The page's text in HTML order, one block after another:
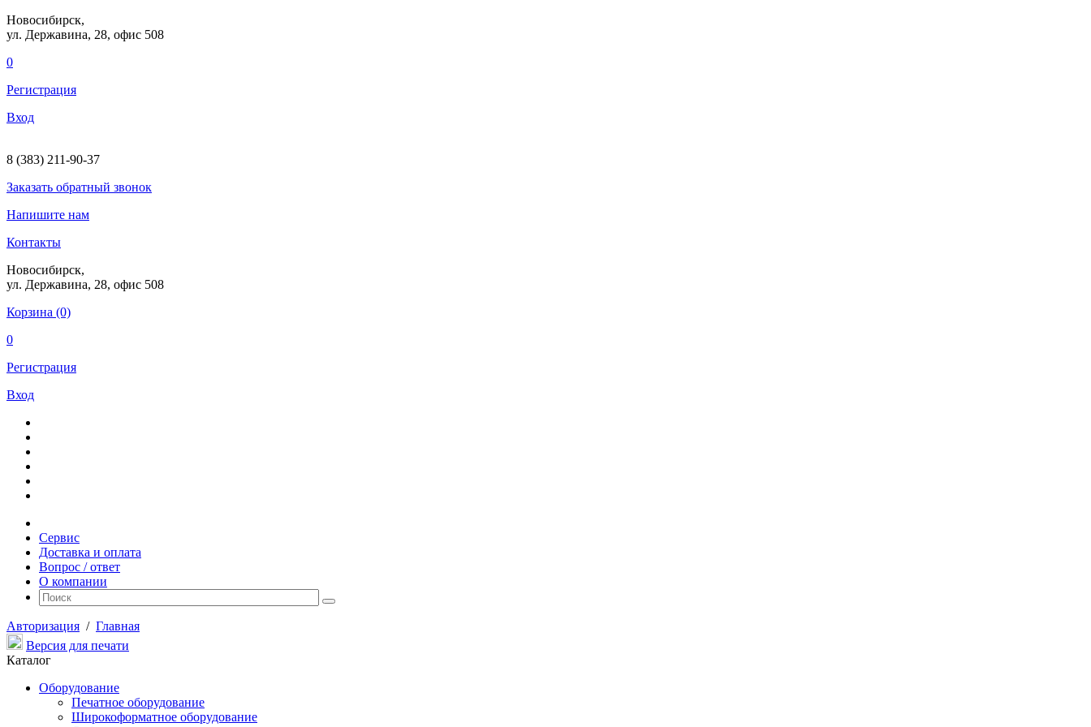
Новосибирск,
ул. Державина, 28, офис 508
0
Регистрация
Вход
8 (383) 211-90-37
Заказать обратный звонок
Напишите нам
Контакты
Новосибирск,
ул. Державина, 28, офис 508
Корзина (0)
0
Регистрация
Вход
Сервис
Доставка и оплата
Вопрос / ответ
О компании
Авторизация / Главная
Версия для печати
Каталог
Оборудование
Печатное оборудование
Широкоформатное оборудование